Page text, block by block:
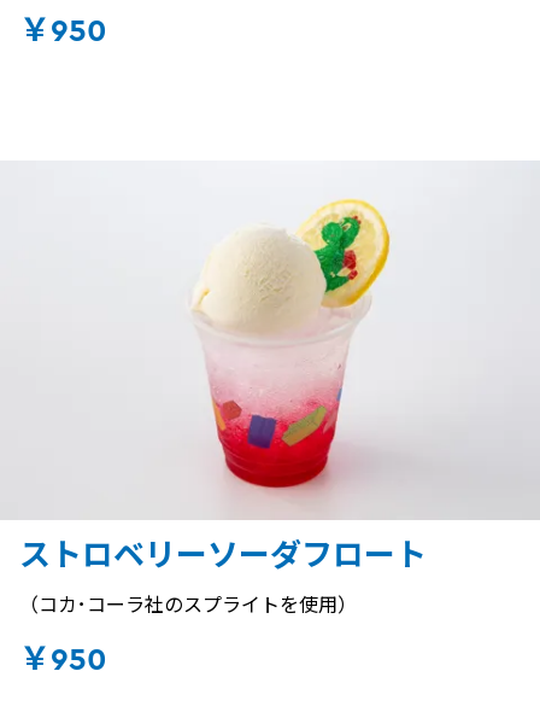
￥950
ストロベリーソーダフロート
（コカ･コーラ社のスプライトを使用）
￥950